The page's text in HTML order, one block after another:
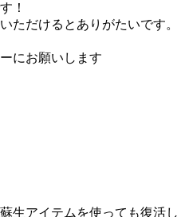
！
ただけるとありがたいです。
にお願いします
生アイテムを使っても復活し